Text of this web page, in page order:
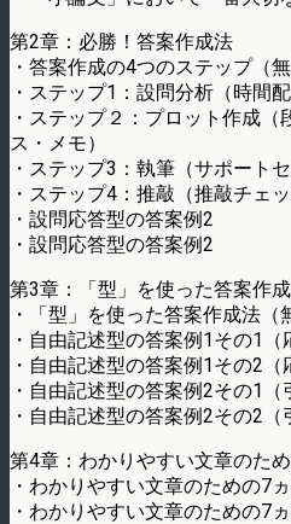
第2章：必勝！答案作成法
・答案作成の4つのステップ（無
・ステップ1：設問分析（時間
・ステップ２：プロット作成
ス・メモ）
・ステップ3：執筆（サポート
・ステップ4：推敲（推敲チェ
・設問応答型の答案例2
・設問応答型の答案例2
第3章：「型」を使った答案作
・「型」を使った答案作成法（
・自由記述型の答案例1その1
・自由記述型の答案例1その2
・自由記述型の答案例2その1
・自由記述型の答案例2その2
第4章：わかりやすい文章のた
・わかりやすい文章のための7
・わかりやすい文章のための7